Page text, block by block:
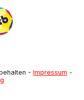
- Impressum -